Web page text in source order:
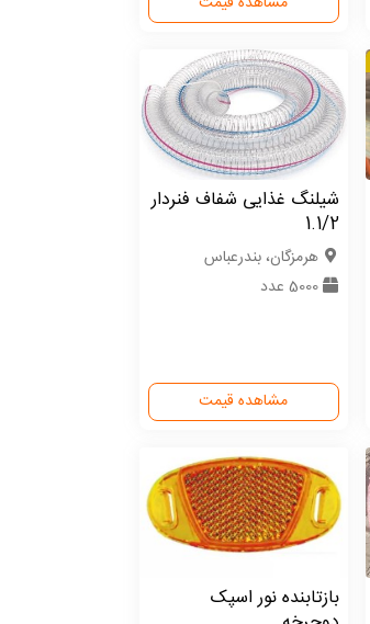
شیلنگ غذایی شفاف فنردار
1.1/2
هرمزگان، بندرعباس
5000 عدد
مشاهده قیمت
بازتابنده نور اسپک